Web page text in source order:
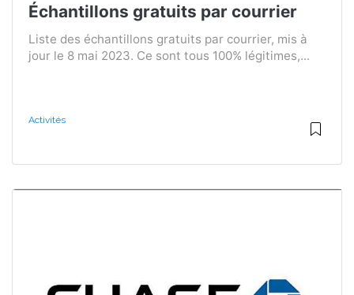
Échantillons gratuits par courrier
Liste des échantillons gratuits par courrier, mis à
jour le 8 mai 2023. Ce sont tous 100% légitimes,...
Activités